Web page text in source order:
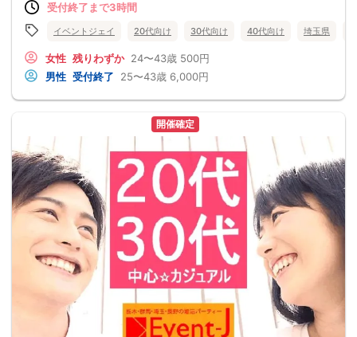
受付終了まで3時間
イベントジェイ 20代向け 30代向け 40代向け 埼玉県
女性 残りわずか 24〜43歳 500円
男性 受付終了 25〜43歳 6,000円
開催確定